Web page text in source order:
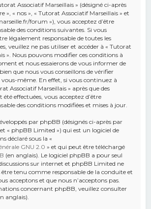
Associatif Marseillais » (désigné ci-après
», « nos », « Tutorat Associatif Marseillais » et
forum »), vous acceptez d’être
des conditions suivantes. Si vous
légalement responsable de toutes les
veuillez ne pas utiliser et accéder à « Tutorat
». Nous pouvons modifier ces conditions à
et nous essaierons de vous informer de
que nous vous conseillons de vérifier
même. En effet, si vous continuez à
Associatif Marseillais » après que des
effectuées, vous acceptez d’être
des conditions modifiées et mises à jour.
par phpBB (désignés ci-après par
« phpBB Limited ») qui est un logiciel de
déclaré sous la «
GNU 2.0 » et qui peut être téléchargé
(en anglais). Le logiciel phpBB a pour seul
sur internet et phpBB Limited ne
tenu comme responsable de la conduite et
acceptons et que nous n’acceptons pas.
concernant phpBB, veuillez consulter
anglais).